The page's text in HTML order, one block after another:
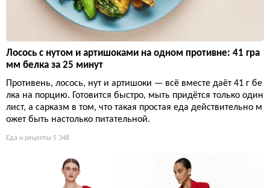
Лосось с нутом и артишоками на одном противне: 41 гра
мм белка за 25 минут
Противень, лосось, нут и артишоки — всё вместе даёт 41 г бе
лка на порцию. Готовится быстро, мыть придётся только один
лист, а сарказм в том, что такая простая еда действительно м
ожет быть настолько питательной.
Еда и рецепты 5 348